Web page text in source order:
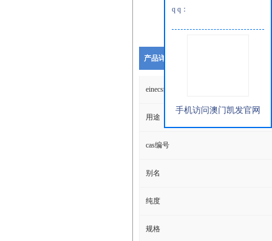
产品详细说明
einecs编号
用途
cas编号
别名
纯度
规格
q q：
手机访问澳门凯发官网